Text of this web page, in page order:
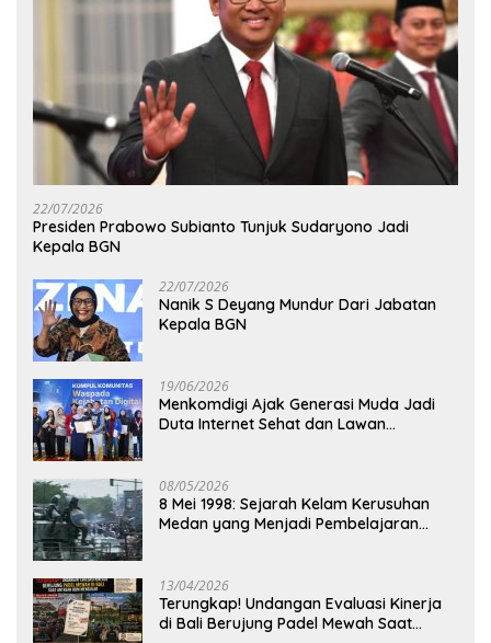
22/07/2026
Presiden Prabowo Subianto Tunjuk Sudaryono Jadi
Kepala BGN
22/07/2026
Nanik S Deyang Mundur Dari Jabatan
Kepala BGN
19/06/2026
Menkomdigi Ajak Generasi Muda Jadi
Duta Internet Sehat dan Lawan
08/05/2026
8 Mei 1998: Sejarah Kelam Kerusuhan
Medan yang Menjadi Pembelajaran
13/04/2026
Terungkap! Undangan Evaluasi Kinerja
di Bali Berujung Padel Mewah Saat